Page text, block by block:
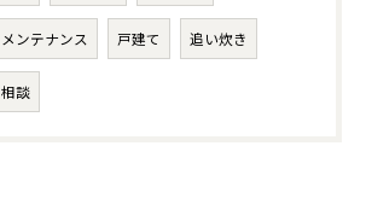
メンテナンス 戸建て 追い炊き
相談